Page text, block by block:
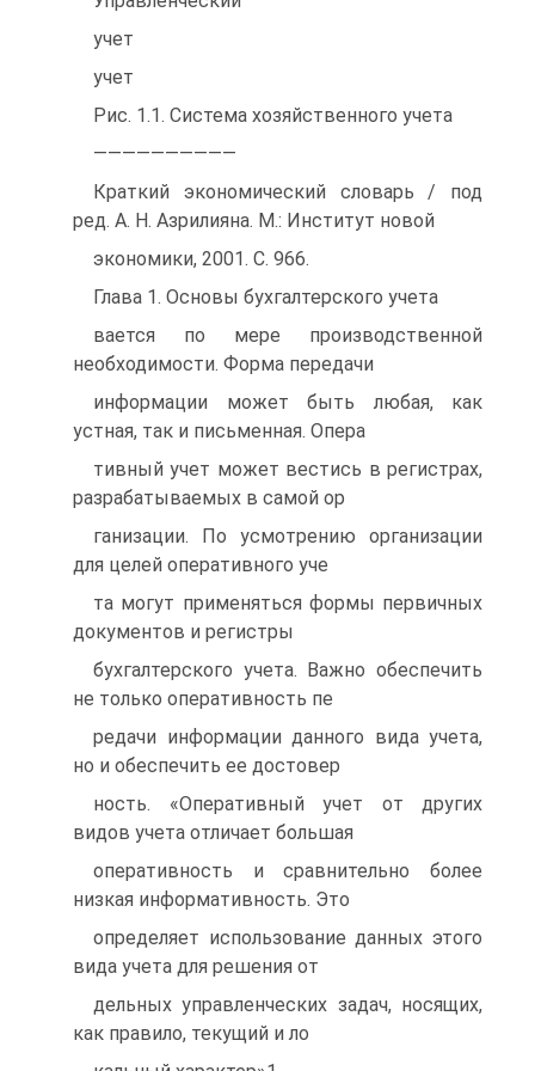
учет
учет
Рис. 1.1. Система хозяйственного учета
——————————
Краткий экономический словарь / под
ред. А. Н. Азрилияна. М.: Институт новой
экономики, 2001. С. 966.
Глава 1. Основы бухгалтерского учета
вается по мере производственной
необходимости. Форма передачи
информации может быть любая, как
устная, так и письменная. Опера
тивный учет может вестись в регистрах,
разрабатываемых в самой ор
ганизации. По усмотрению организации
для целей оперативного уче
та могут применяться формы первичных
документов и регистры
бухгалтерского учета. Важно обеспечить
не только оперативность пе
редачи информации данного вида учета,
но и обеспечить ее достовер
ность. «Оперативный учет от других
видов учета отличает большая
оперативность и сравнительно более
низкая информативность. Это
определяет использование данных этого
вида учета для решения от
дельных управленческих задач, носящих,
как правило, текущий и ло